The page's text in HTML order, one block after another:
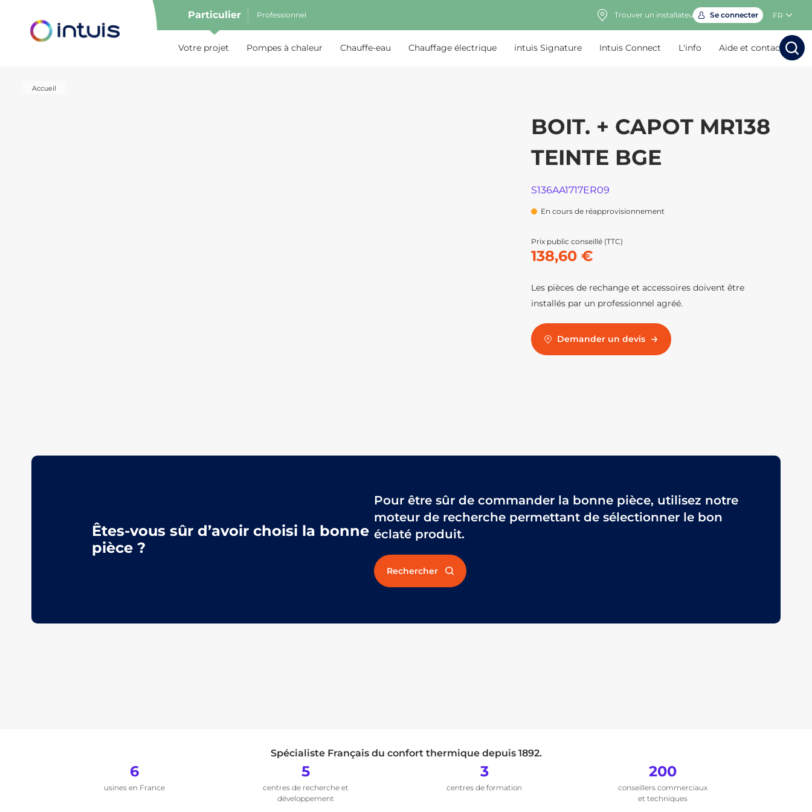
Particulier Professionnel Trouver un installateur Se connecter FR
Votre projet Pompes à chaleur Chauffe-eau Chauffage électrique intuis Signature Intuis Connect L'info Aide et contact
RechercherRechercher
menu
Accueil
BOIT. + CAPOT MR138
TEINTE BGE
S136AA1717ER09
En cours de réapprovisionnement
Prix public conseillé (TTC)
138,60 €
Les pièces de rechange et accessoires doivent être
installés par un professionnel agréé.
Demander un devis
Êtes-vous sûr d’avoir choisi la bonne
pièce ?
Pour être sûr de commander la bonne pièce, utilisez notre
moteur de recherche permettant de sélectionner le bon
éclaté produit.
Rechercher
Spécialiste Français du confort thermique depuis 1892.
6
usines en France
5
centres de recherche et
développement
3
centres de formation
200
conseillers commerciaux
et techniques